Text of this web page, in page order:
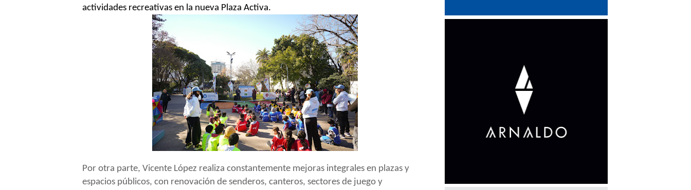
actividades recreativas en la nueva Plaza Activa.
Por otra parte, Vicente López realiza constantemente mejoras integrales en plazas y
espacios públicos, con renovación de senderos, canteros, sectores de juego y